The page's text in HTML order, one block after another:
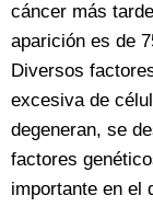
cáncer más
aparición es de
Diversos
excesiva de
degeneran, se
factores
importante en el